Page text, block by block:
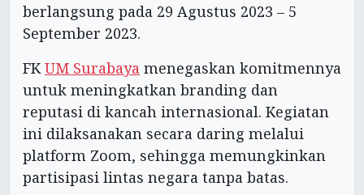
berlangsung pada 29 Agustus 2023 – 5
September 2023.
FK UM Surabaya menegaskan komitmennya
untuk meningkatkan branding dan
reputasi di kancah internasional. Kegiatan
ini dilaksanakan secara daring melalui
platform Zoom, sehingga memungkinkan
partisipasi lintas negara tanpa batas.